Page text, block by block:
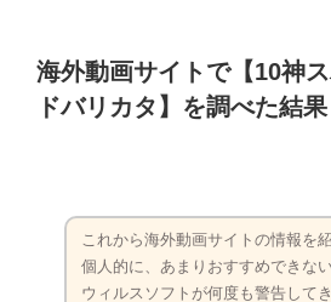
海外動画サイトで【10神
ドバリカタ】を調べた結果
これから海外動画サイトの情報を
個人的に、あまりおすすめできな
ウィルスソフトが何度も警告してき